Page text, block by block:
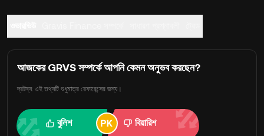
আজকের GRVS সম্পর্কে আপনি কেমন অনুভব করছেন?
দ্রষ্টব্য: এই তথ্যটি শুধুমাত্র রেফারেন্সের জন্য।
বুলিশ বিয়ারিশ